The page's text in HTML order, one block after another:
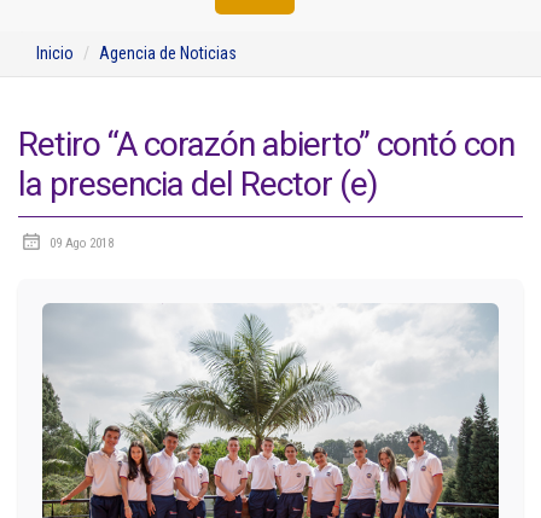
Inicio Agencia de Noticias
Retiro “A corazón abierto” contó con
la presencia del Rector (e)
09 Ago 2018
Departamentos
Extensión
Bienestar
Académico
Padres
Egresados
Pagos